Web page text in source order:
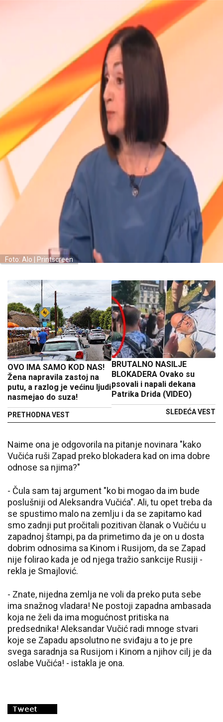
Foto: Alo | Printscreen
OVO IMA SAMO KOD NAS!
Žena napravila zastoj na
putu, a razlog je većinu ljudi
nasmejao do suza!
PRETHODNA VEST
BRUTALNO NASILJE
BLOKADERA Ovako su
psovali i napali dekana
Patrika Drida (VIDEO)
SLEDEĆA VEST
Naime ona je odgovorila na pitanje novinara "kako
Vučića ruši Zapad preko blokadera kad on ima dobre
odnose sa njima?"
- Čula sam taj argument "ko bi mogao da im bude
poslušniji od Aleksandra Vučića". Ali, tu opet treba da
se spustimo malo na zemlju i da se zapitamo kad
smo zadnji put pročitali pozitivan članak o Vučiću u
zapadnoj štampi, pa da primetimo da je on u dosta
dobrim odnosima sa Kinom i Rusijom, da se Zapad
nije folirao kada je od njega tražio sankcije Rusiji -
rekla je Smajlović.
- Znate, nijedna zemlja ne voli da preko puta sebe
ima snažnog vladara! Ne postoji zapadna ambasada
koja ne želi da ima mogućnost pritiska na
predsednika! Aleksandar Vučić radi mnoge stvari
koje se Zapadu apsolutno ne sviđaju a to je pre
svega saradnja sa Rusijom i Kinom a njihov cilj je da
oslabe Vučića! - istakla je ona.